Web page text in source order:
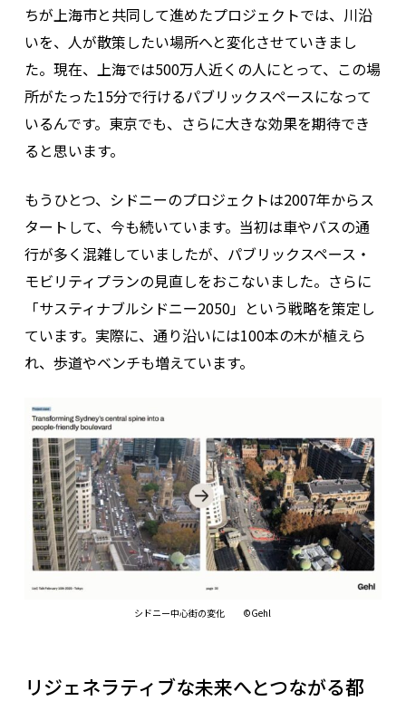
ちが上海市と共同して進めたプロジェクトでは、川沿
いを、人が散策したい場所へと変化させていきまし
た。現在、上海では500万人近くの人にとって、この場
所がたった15分で行けるパブリックスペースになって
いるんです。東京でも、さらに大きな効果を期待でき
ると思います。
もうひとつ、シドニーのプロジェクトは2007年からス
タートして、今も続いています。当初は車やバスの通
行が多く混雑していましたが、パブリックスペース・
モビリティプランの見直しをおこないました。さらに
「サスティナブルシドニー2050」という戦略を策定し
ています。実際に、通り沿いには100本の木が植えら
れ、歩道やベンチも増えています。
シドニー中心街の変化 ©Gehl
リジェネラティブな未来へとつながる都